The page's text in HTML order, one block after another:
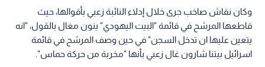
وكان نقاش صاخب جرى خلال إدلاء النائبة زعبي بأقوالها، حيث
قاطعها المرشح في قائمة "البيت اليهودي" ينون مغال بالقول، "انه
يتعين عليها ان تدخل السجن" في حين وصف المرشح في قائمة
اسرائيل بيتنا شارون غال زعبي بأنها "مخربة من حركة حماس".